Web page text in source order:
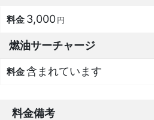
3,000円
燃油サーチャージ
含まれています
料金備考